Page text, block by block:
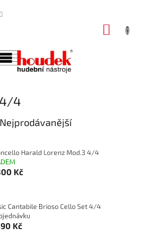
4
Nejprodávanější
Harald Lorenz Mod.3 4/4
Kč
Cantabile Brioso Cello Set 4/4
Kč